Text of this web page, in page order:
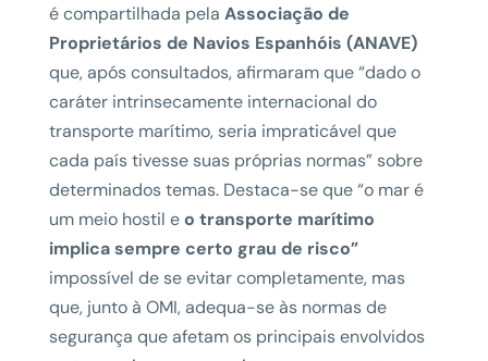
é compartilhada pela Associação de
Proprietários de Navios Espanhóis (ANAVE)
que, após consultados, afirmaram que “dado o
caráter intrinsecamente internacional do
transporte marítimo, seria impraticável que
cada país tivesse suas próprias normas” sobre
determinados temas. Destaca-se que “o mar é
um meio hostil eo transporte marítimo
implica sempre certo grau de risco”
impossível de se evitar completamente, mas
que, junto à OMI, adequa-se às normas de
segurança que afetam os principais envolvidos